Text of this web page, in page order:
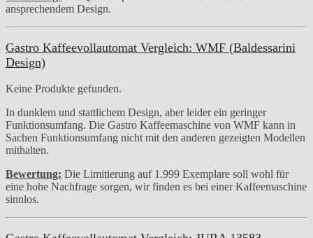
ansprechendem Design.
Gastro Kaffeevollautomat Vergleich: WMF (Baldessarini
Design)
Keine Produkte gefunden.
In dunklem und stattlichem Design, aber leider ein geringer
Funktionsumfang. Die Gastro Kaffeemaschine von WMF kann in
Sachen Funktionsumfang nicht mit den anderen gezeigten Modellen
mithalten.
Bewertung: Die Limitierung auf 1.999 Exemplare soll wohl für
eine hohe Nachfrage sorgen, wir finden es bei einer Kaffeemaschine
sinnlos.